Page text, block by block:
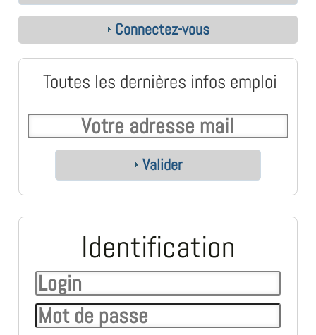
Connectez-vous
Toutes les dernières infos emploi
Valider
Identification